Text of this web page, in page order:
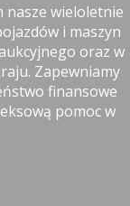
nasze wieloletnie
i maszyn
oraz w
Zapewniamy
finansowe
pomoc w